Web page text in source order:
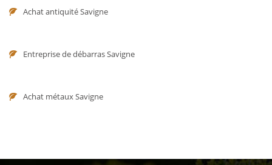
Achat antiquité Savigne
Entreprise de débarras Savigne
Achat métaux Savigne